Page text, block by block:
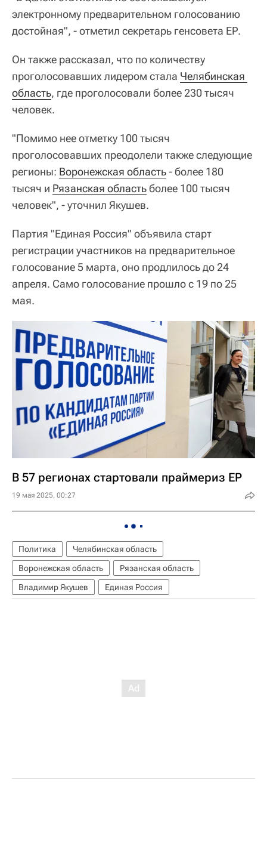
электронному предварительном голосованию
достойная", - отметил секретарь генсовета ЕР.
Он также рассказал, что по количеству
проголосовавших лидером стала Челябинская
область, где проголосовали более 230 тысяч
человек.
"Помимо нее отметку 100 тысяч
проголосовавших преодолели также следующие
регионы: Воронежская область- более 180
тысяч и Рязанская областьболее 100 тысяч
человек", - уточнил Якушев.
Партия "Единая Россия" объявила старт
регистрации участников на предварительное
голосование 5 марта, оно продлилось до 24
апреля. Само голосование прошло с 19 по 25
мая.
В 57 регионах стартовали праймериз ЕР
19 мая 2025, 00:27
Политика
Челябинская область
Воронежская область
Рязанская область
Владимир Якушев
Единая Россия